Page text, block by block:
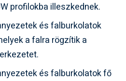
profilokba illeszkednek.
és falburkolatok
a falra rögzítik a
és falburkolatok fő